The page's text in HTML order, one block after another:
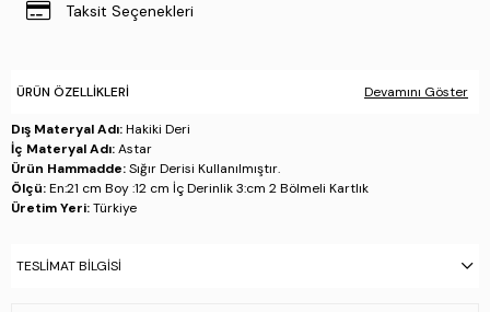
Taksit Seçenekleri
ÜRÜN ÖZELLIKLERI Devamını Göster
Dış Materyal Adı:Hakiki Deri
İç Materyal Adı:Astar
Ürün Hammadde:Sığır Derisi Kullanılmıştır.
Ölçü:En:21 cm Boy :12 cm İç Derinlik 3:cm 2 Bölmeli Kartlık
Üretim Yeri:Türkiye
TESLIMAT BILGISI